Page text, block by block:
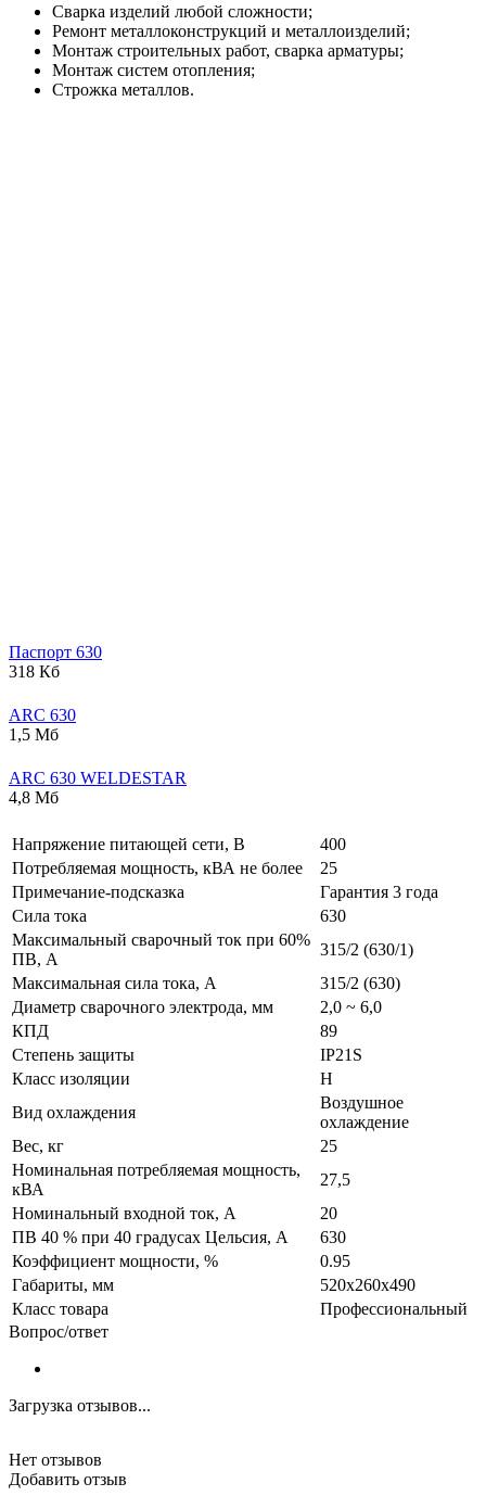
Сварка изделий любой сложности;
Ремонт металлоконструкций и металлоизделий;
Монтаж строительных работ, сварка арматуры;
Монтаж систем отопления;
Строжка металлов.
Паспорт 630
318 Кб
ARC 630
1,5 Мб
ARC 630 WELDESTAR
4,8 Мб
Напряжение питающей сети, В
400
Потребляемая мощность, кВА не более
25
Примечание-подсказка
Гарантия 3 года
Сила тока
630
Максимальный сварочный ток при 60%
ПВ, А
315/2 (630/1)
Максимальная сила тока, А
315/2 (630)
Диаметр сварочного электрода, мм
2,0 ~ 6,0
КПД
89
Степень защиты
IP21S
Класс изоляции
H
Вид охлаждения
Воздушное
охлаждение
Вес, кг
25
Номинальная потребляемая мощность,
кВА
27,5
Номинальный входной ток, А
20
ПВ 40 % при 40 градусах Цельсия, А
630
Коэффициент мощности, %
0.95
Габариты, мм
520x260x490
Класс товара
Профессиональный
Вопрос/ответ
Загрузка отзывов...
Нет отзывов
Добавить отзыв